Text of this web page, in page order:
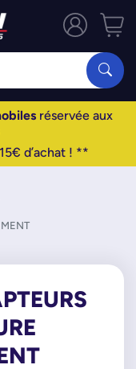
réservée aux
d’achat ! **